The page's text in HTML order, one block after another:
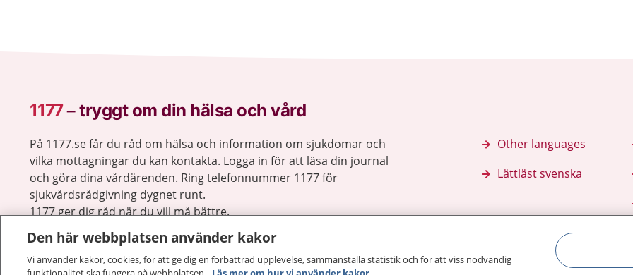
1177–tryggt om din hälsa och vård
På 1177.se får du råd om hälsa och information om sjukdomar och
vilka mottagningar du kan kontakta. Logga in för att läsa din journal
och göra dina vårdärenden. Ring telefonnummer 1177 för
sjukvårdsrådgivning dygnet runt.
1177 ger dig råd när du vill må bättre.
Other languages
Lättläst svenska
Den här webbplatsen använder kakor
Vi använder kakor, cookies, för att ge dig en förbättrad upplevelse, sammanställa statistik och för att viss nödvändig